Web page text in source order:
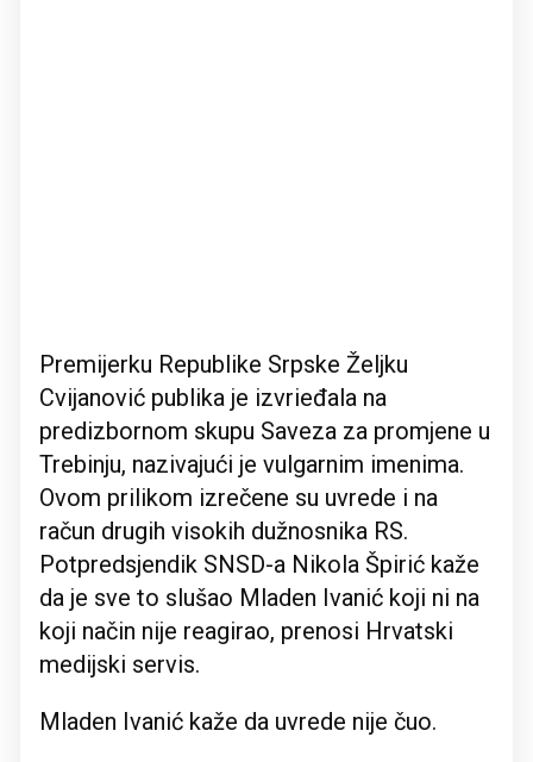
Premijerku Republike Srpske Željku
Cvijanović publika je izvrieđala na
predizbornom skupu Saveza za promjene u
Trebinju, nazivajući je vulgarnim imenima.
Ovom prilikom izrečene su uvrede i na
račun drugih visokih dužnosnika RS.
Potpredsjendik SNSD-a Nikola Špirić kaže
da je sve to slušao Mladen Ivanić koji ni na
koji način nije reagirao, prenosi Hrvatski
medijski servis.
Mladen Ivanić kaže da uvrede nije čuo.